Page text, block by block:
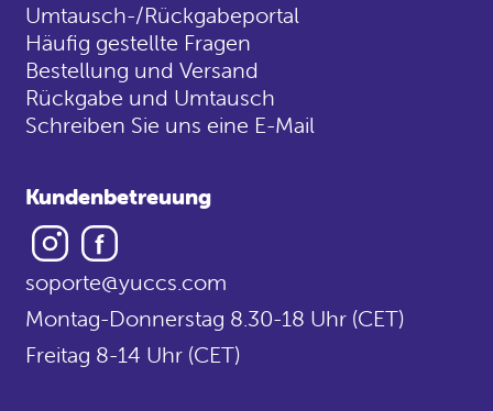
Umtausch-/Rückgabeportal
Häufig gestellte Fragen
Bestellung und Versand
Rückgabe und Umtausch
Schreiben Sie uns eine E-Mail
Kundenbetreuung
Instagram
soporte@yuccs.com
Montag-Donnerstag 8.30-18 Uhr (CET)
Freitag 8-14 Uhr (CET)